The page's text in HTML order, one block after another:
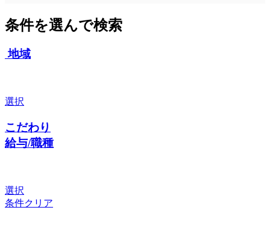
条件を選んで検索
地域
選択
こだわり
給与/職種
選択
条件クリア